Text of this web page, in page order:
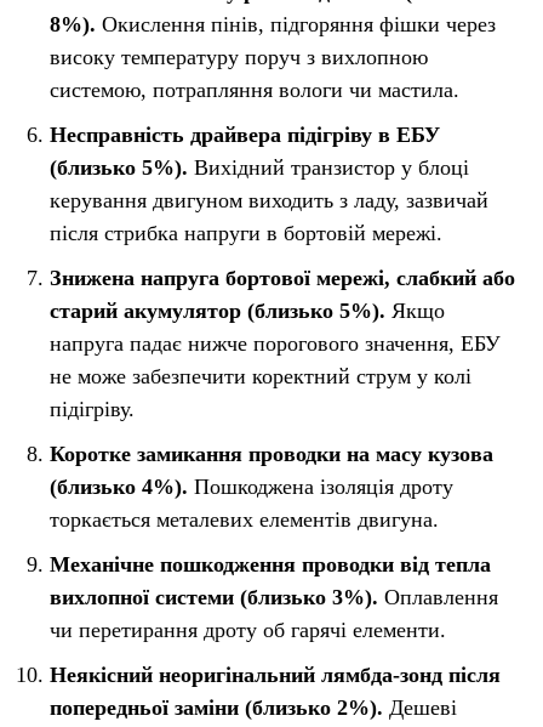
8%). Окислення пінів, підгоряння фішки через
високу температуру поруч з вихлопною
системою, потрапляння вологи чи мастила.
Несправність драйвера підігріву в ЕБУ
(близько 5%). Вихідний транзистор у блоці
керування двигуном виходить з ладу, зазвичай
після стрибка напруги в бортовій мережі.
Знижена напруга бортової мережі, слабкий або
старий акумулятор (близько 5%). Якщо
напруга падає нижче порогового значення, ЕБУ
не може забезпечити коректний струм у колі
підігріву.
Коротке замикання проводки на масу кузова
(близько 4%). Пошкоджена ізоляція дроту
торкається металевих елементів двигуна.
Механічне пошкодження проводки від тепла
вихлопної системи (близько 3%). Оплавлення
чи перетирання дроту об гарячі елементи.
Неякісний неоригінальний лямбда-зонд після
попередньої заміни (близько 2%). Дешеві